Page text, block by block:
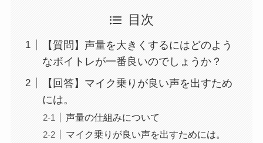
ボイストレーニング勉強会
組織概要
年間事業計画
目次
【質問】声量を大きくするにはどのよう
なボイトレが一番良いのでしょうか？
【回答】マイク乗りが良い声を出すため
には。
声量の仕組みについて
マイク乗りが良い声を出すためには。